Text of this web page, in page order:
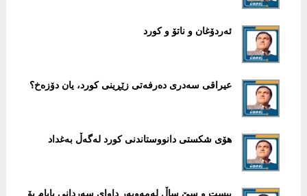
ئەردۆغان و ناتۆ و کورد
عیراقی سەدری دەرفەتی زێڕینی کورد، یان دۆزەخ؟
هۆی شکستی دانووستاندنی کورد لەگەڵ بەغداد
بیست و سێ‌ ساڵ له‌مه‌وبه‌ر داوای سه‌ردانی پاپام بۆ